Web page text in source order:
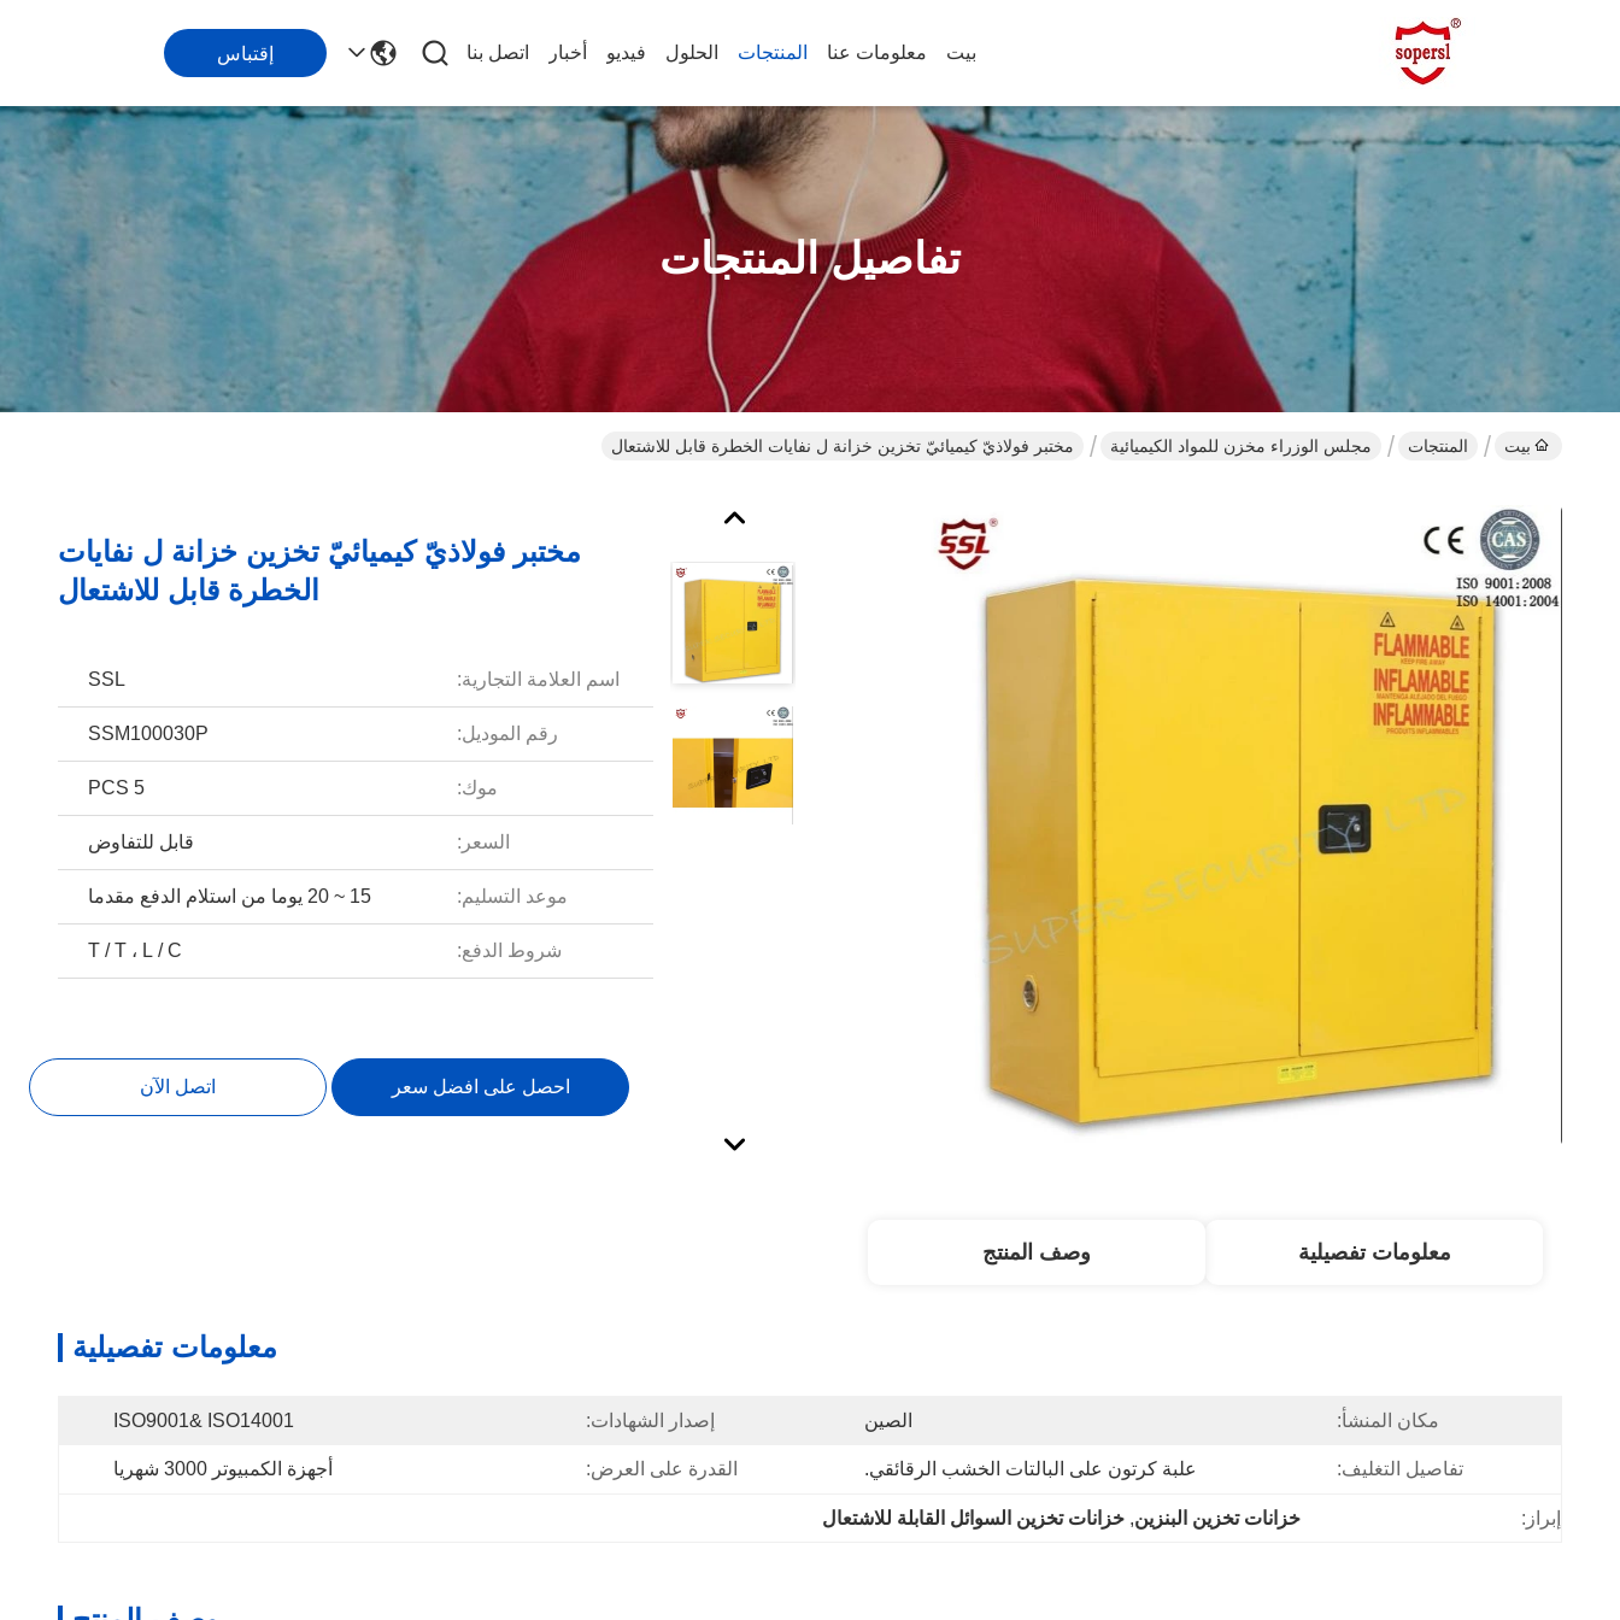
بيت معلومات عنا المنتجات الحلول فيديو أخبار اتصل بنا إقتباس
تفاصيل المنتجات
بيت المنتجات مجلس الوزراء مخزن للمواد الكيميائية مختبر فولاذيّ كيميائيّ تخزين خزانة ل نفايات الخطرة قابل للاشتعال
مختبر فولاذيّ كيميائيّ تخزين خزانة ل نفايات
الخطرة قابل للاشتعال
اسم العلامة التجارية: SSL
رقم الموديل: SSM100030P
موك: 5 PCS
السعر: قابل للتفاوض
موعد التسليم: 15 ~ 20 يوما من استلام الدفع مقدما
شروط الدفع: T / T ، L / C
احصل على افضل سعر اتصل الآن
معلومات تفصيلية وصف المنتج
معلومات تفصيلية
مكان المنشأ: الصين إصدار الشهادات: ISO9001& ISO14001
تفاصيل التغليف: علبة كرتون على البالتات الخشب الرقائقي. القدرة على العرض: أجهزة الكمبيوتر 3000 شهريا
إبراز: خزانات تخزين البنزين, خزانات تخزين السوائل القابلة للاشتعال